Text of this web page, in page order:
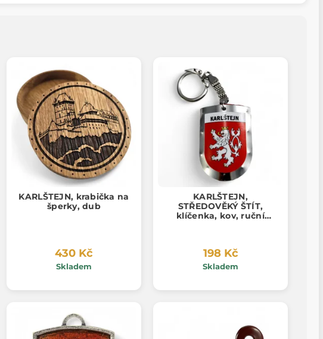
KARLŠTEJN, krabička na
šperky, dub
430 Kč
Skladem
KARLŠTEJN,
STŘEDOVĚKÝ ŠTÍT,
klíčenka, kov, ruční
198 Kč
Skladem